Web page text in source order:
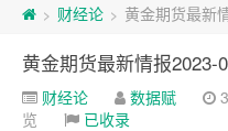
> 财经论 > 黄金期货最新
黄金期货最新情报2023-
财经论 数据赋
览
已收录